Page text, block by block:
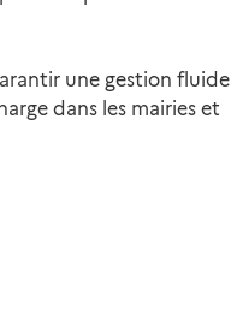
une gestion fluide
dans les mairies et